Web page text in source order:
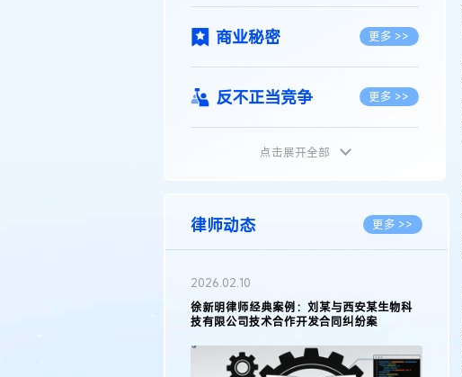
商业秘密 更多 >>
反不正当竞争 更多 >>
植物新品种
地理标志 更多 >>
集成电路布图设计
点击展开全部
律师动态 更多 >>
2026.03.09
著名知识产权律师徐新明接受《中国经营
报》采访：技术革新下知识产权保护面临新